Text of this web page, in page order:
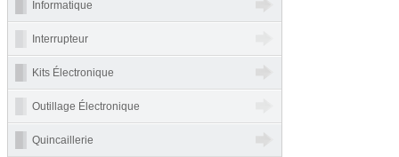
Informatique
Interrupteur
Kits Électronique
Outillage Électronique
Quincaillerie